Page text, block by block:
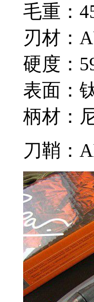
毛重：
刃材：
硬度：
表面：
柄材：
刀鞘：